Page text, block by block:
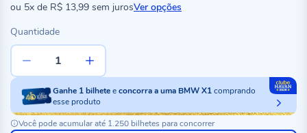
ou 5x de R$ 13,99 sem jurosVer opções
Quantidade
Ganhe 1bilheteeconcorra a uma BMW X1comprando
esse produto
Você pode acumular até 1.250 bilhetes para concorrer